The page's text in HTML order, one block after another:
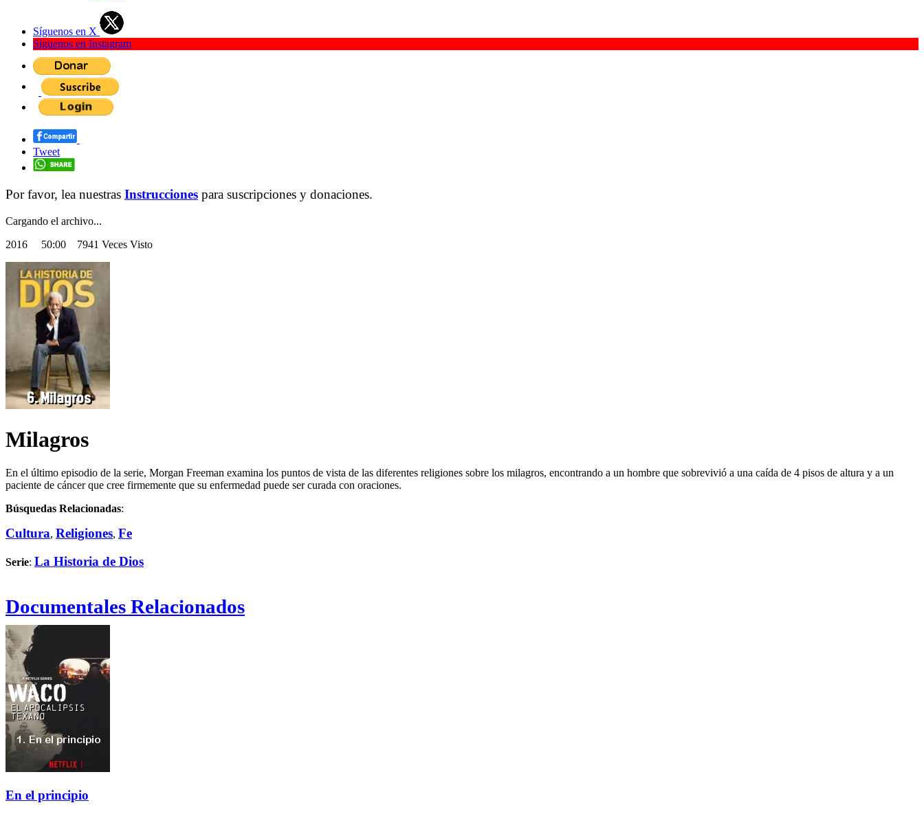
Síguenos en X
Síguenos en Instagram
Tweet
Por favor, lea nuestras Instrucciones para suscripciones y donaciones.
Cargando el archivo...
2016 50:00 7941 Veces Visto
Milagros
En el último episodio de la serie, Morgan Freeman examina los puntos de vista de las diferentes religiones sobre los milagros, encontrando a un hombre que sobrevivió a una caída de 4 pisos de altura y a un
paciente de cáncer que cree firmemente que su enfermedad puede ser curada con oraciones.
Búsquedas Relacionadas:
Cultura, Religiones, Fe
Serie: La Historia de Dios
Documentales Relacionados
En el principio